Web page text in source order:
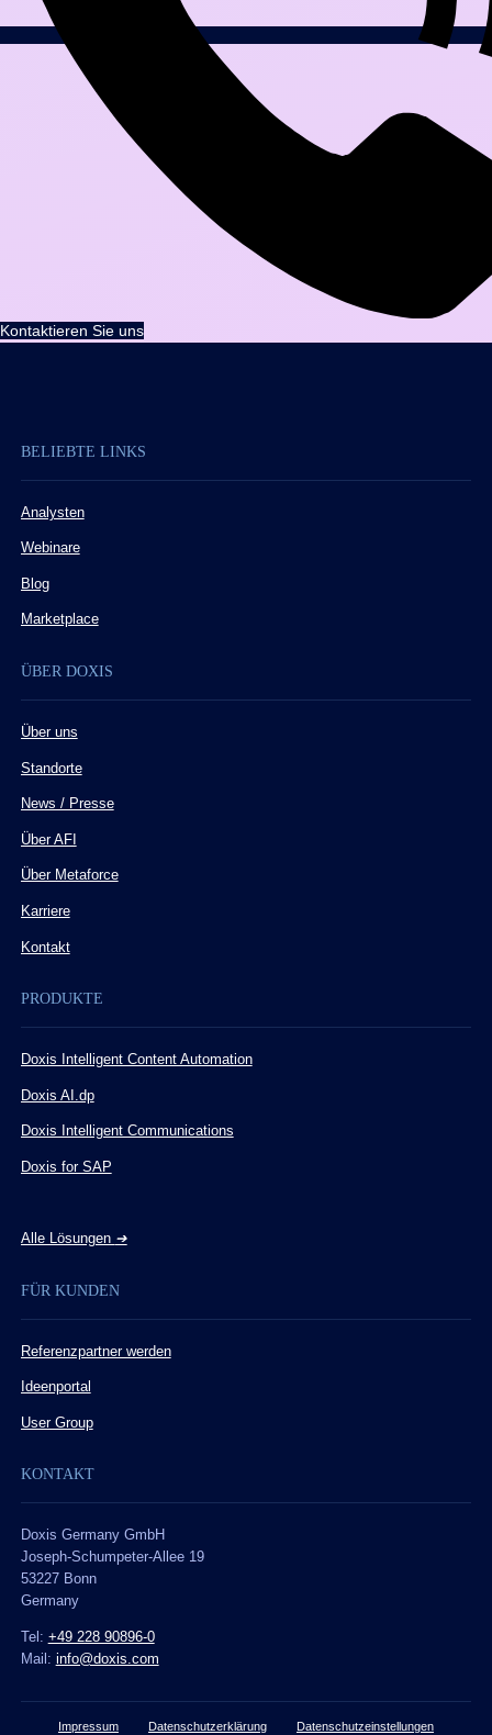
Kontaktieren Sie uns
BELIEBTE LINKS
Analysten
Webinare
Blog
Marketplace
ÜBER DOXIS
Über uns
Standorte
News / Presse
Über AFI
Über Metaforce
Karriere
Kontakt
PRODUKTE
Doxis Intelligent Content Automation
Doxis AI.dp
Doxis Intelligent Communications
Doxis for SAP
Alle Lösungen ➔
FÜR KUNDEN
Referenzpartner werden
Ideenportal
User Group
KONTAKT
Doxis Germany GmbH
Joseph-Schumpeter-Allee 19
53227 Bonn
Germany
Tel: +49 228 90896-0
Mail: info@doxis.com
Impressum Datenschutzerklärung Datenschutzeinstellungen